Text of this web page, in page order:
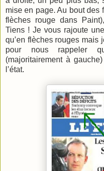
mise en page. Au bout des
flèches rouge dans
Paint
Tiens ! Je vous rajoute
qu’en flèches rouges mais
pour nous rappeler
(majoritairement à
l’état.